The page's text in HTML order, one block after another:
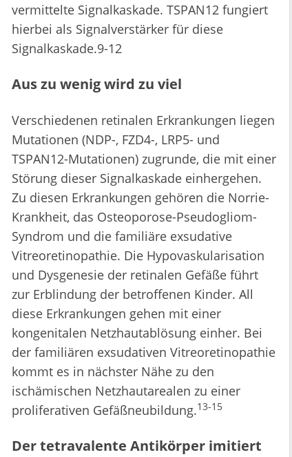
vermittelte Signalkaskade. TSPAN12 fungiert
hierbei als Signalverstärker für diese
Signalkaskade.9-12
Aus zu wenig wird zu viel
Verschiedenen retinalen Erkrankungen liegen
Mutationen (NDP-, FZD4-, LRP5- und
TSPAN12-Mutationen) zugrunde, die mit einer
Störung dieser Signalkaskade einhergehen.
Zu diesen Erkrankungen gehören die Norrie-
Krankheit, das Osteoporose-Pseudogliom-
Syndrom und die familiäre exsudative
Vitreoretinopathie. Die Hypovaskularisation
und Dysgenesie der retinalen Gefäße führt
zur Erblindung der betroffenen Kinder. All
diese Erkrankungen gehen mit einer
kongenitalen Netzhautablösung einher. Bei
der familiären exsudativen Vitreoretinopathie
kommt es in nächster Nähe zu den
ischämischen Netzhautarealen zu einer
proliferativen Gefäßneubildung.13-15
Der tetravalente Antikörper imitiert